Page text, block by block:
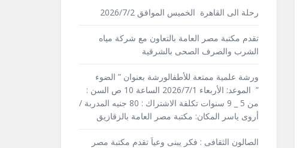
رحلة الى القاهرة الخميس الموافق 2026/7/2
تقدم مكتبة مصر العامة بالتعاون مع شركة مياه
الشرب والصرف الصحى بالشرقية
ورشة علمية ممتعة للأطفالورشة بعنوان ” الضوء
” الموعد: الأربعاء 2026/7/1 الساعة 10 ص السن :
من 5 _ 9 سنوات تكلفة الاشتراك : 80 جنيه المدربة /
أروى ياسر المكان: مكتبة مصر العامة بالزقازيق
الصالون الثقافى : فكر يبنى وعياَ تقدم مكتبة مصر